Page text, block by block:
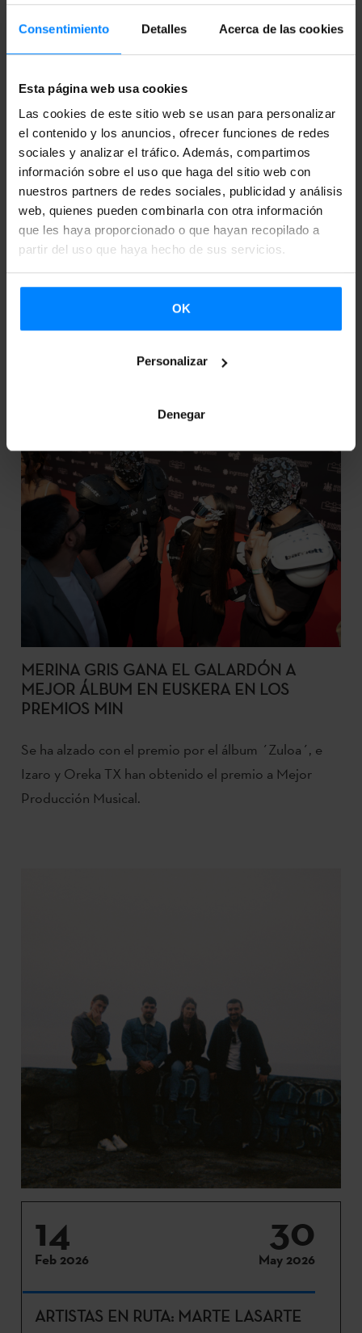
Consentimiento Detalles Acerca de las cookies
Esta página web usa cookies
Las cookies de este sitio web se usan para personalizar
el contenido y los anuncios, ofrecer funciones de redes
sociales y analizar el tráfico. Además, compartimos
información sobre el uso que haga del sitio web con
nuestros partners de redes sociales, publicidad y análisis
web, quienes pueden combinarla con otra información
que les haya proporcionado o que hayan recopilado a
partir del uso que haya hecho de sus servicios.
OK
Personalizar
Denegar
EL DIRECTO DE MERINA GRIS, DISPONIBLE
ÍNTEGRAMENTE EN LA EMISORA
ESTADOUNIDENSE KEXP
En el marco del festival BIME, la radio estadounidense
KEXP grabó varios directos en la iglesia de La
grupo vasco Merina Gris fue uno de los seleccionados
MERINA GRIS GANA EL GALARDÓN A
MEJOR ÁLBUM EN EUSKERA EN LOS
PREMIOS MIN
Se ha alzado con el premio por el álbum ´Zuloa´, e
Izaro y Oreka TX han obtenido el premio a Mejor
Producción Musical.
14
Feb 2026
30
May 2026
ARTISTAS EN RUTA: MARTE LASARTE